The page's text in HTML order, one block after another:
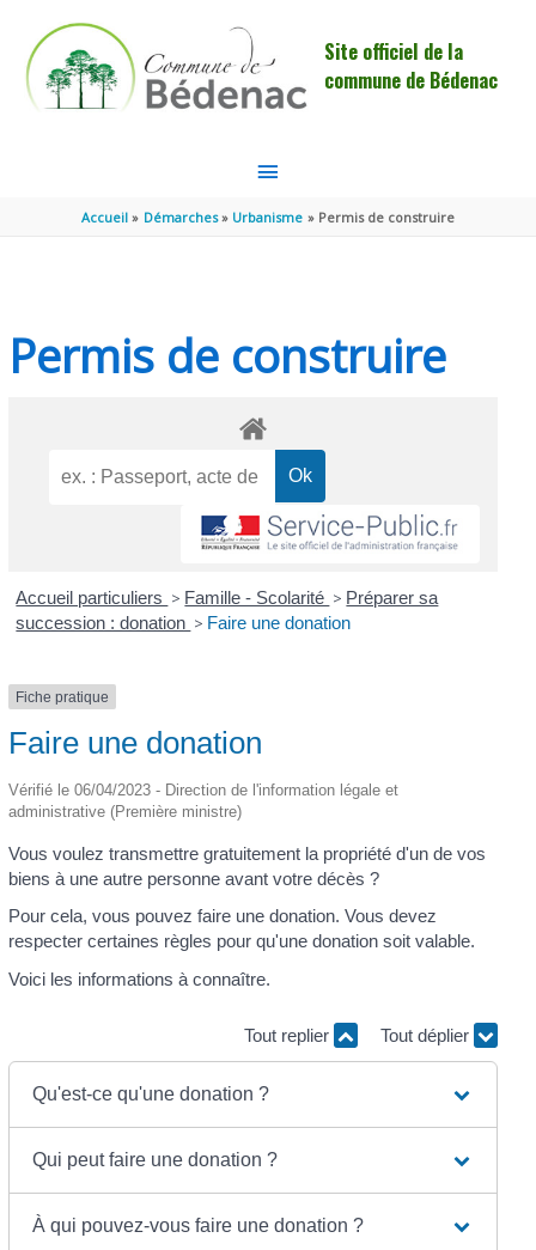
Site officiel de la
commune de Bédenac
MENU
PRINCIPAL
Accueil Démarches Urbanisme Permis de construire
Permis de construire
Accueil particuliers > Famille - Scolarité > Préparer sa
succession : donation > Faire une donation
Fiche pratique
Faire une donation
Vérifié le 06/04/2023 - Direction de l'information légale et
administrative (Première ministre)
Vous voulez transmettre gratuitement la propriété d'un de vos
biens à une autre personne avant votre décès ?
Pour cela, vous pouvez faire une donation. Vous devez
respecter certaines règles pour qu'une donation soit valable.
Voici les informations à connaître.
Tout replier Tout déplier
Qu'est-ce qu'une donation ?
Qui peut faire une donation ?
À qui pouvez-vous faire une donation ?